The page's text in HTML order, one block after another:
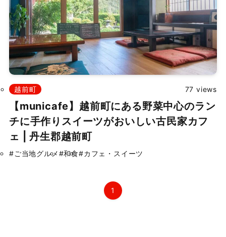
ふくたまとは メンバー紹介 お問い合わせ
掲載依頼 プライバシーポリシー
©2026 ふくたま｜福井のグルメ・観光地の魅力発信情報サイト
Powered by TOROSSA.
越前町 77 views
【municafe】越前町にある野菜中心のラン
チに手作りスイーツがおいしい古民家カフ
ェ | 丹生郡越前町
#ご当地グルメ#和食#カフェ・スイーツ
1